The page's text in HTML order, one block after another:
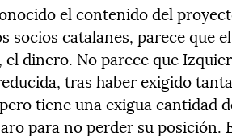
el contenido del
socios catalanes, parece que
dinero. No parece que
tras haber exigido
tiene una exigua cantidad
para no perder su posición.